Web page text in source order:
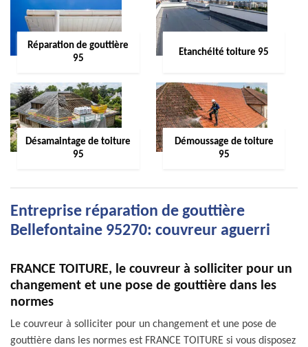
Réparation de gouttière
95
Etanchéité toiture 95
Désamaintage de toiture
95
Démoussage de toiture
95
Entreprise réparation de gouttière
Bellefontaine 95270: couvreur aguerri
FRANCE TOITURE, le couvreur à solliciter pour un
changement et une pose de gouttière dans les
normes
Le couvreur à solliciter pour un changement et une pose de
gouttière dans les normes est FRANCE TOITURE si vous disposez